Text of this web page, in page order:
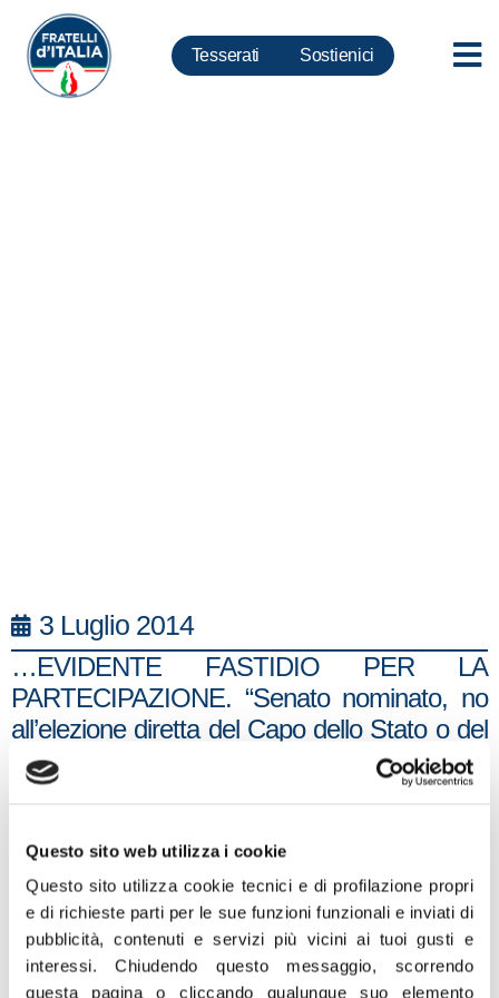
Questo sito web utilizza i cookie
Questo sito utilizza cookie tecnici e di profilazione propri
e di richieste parti per le sue funzioni funzionali e inviati di
pubblicità, contenuti e servizi più vicini ai tuoi gusti e
interessi.Chiudendo questo messaggio, scorrendo
questa pagina o cliccando qualunque suo elemento
Tesserati Sostienici
3 Luglio 2014
…EVIDENTE FASTIDIO PER LA
PARTECIPAZIONE. “Senato nominato, no
all’elezione diretta del Capo dello Stato o del
presidente del Consiglio, e ora l’aumento di 5
volte delle firme per le proposte di legge
la partecipazione popolare.
Invece di garantire obbligatorietà di
esaminarle in Parlamento, cosa difficilmente
accaduta, s’interviene per limitare l’uso di